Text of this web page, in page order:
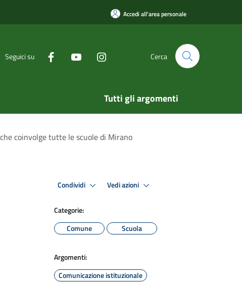
Accedi all'area personale
Seguici su Cerca
Tutti gli argomenti
coinvolge tutte le scuole di Mirano
Condividi Vedi azioni
Categorie:
Comune
Scuola
Argomenti:
Comunicazione istituzionale